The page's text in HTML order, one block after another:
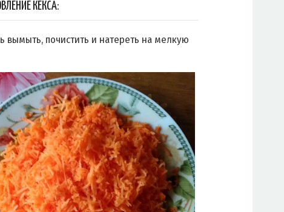
КЕКСА:
вымыть, почистить и натереть на мелкую